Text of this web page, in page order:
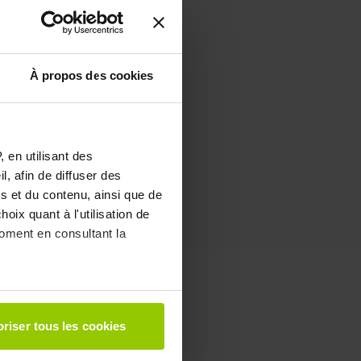
À propos des cookies
en utilisant des
afin de diffuser des
et du contenu, ainsi que de
quant à l'utilisation de
en consultant la
(empreintes
tous les cookies
drainage des liquides